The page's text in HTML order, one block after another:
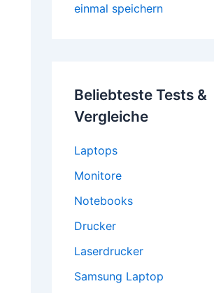
einmal speichern
Beliebteste Tests &
Vergleiche
Laptops
Monitore
Notebooks
Drucker
Laserdrucker
Samsung Laptop